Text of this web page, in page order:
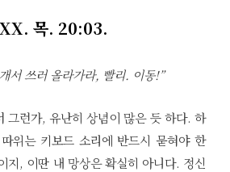
목. 20:03.
서 쓰러 올라가라, 빨리. 이동!”
그런가, 유난히 상념이 많은 듯 하다. 하
위는 키보드 소리에 반드시 묻혀야 한
지, 이딴 내 망상은 확실히 아니다. 정신